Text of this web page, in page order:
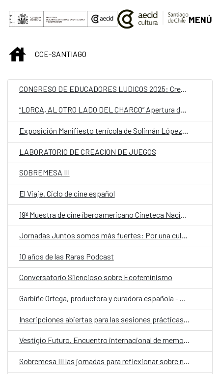
Saltar al contenido principal
MENÚ
INICIOCCE-SANTIAGO
CONGRESO DE EDUCADORES LUDICOS 2025: Crear y transformar desde lo lúdico
“LORCA, AL OTRO LADO DEL CHARCO” Apertura de proceso
Exposición Manifiesto terrícola de Solimán López. Curaduría: Ruth Geoffroy
LABORATORIO DE CREACION DE JUEGOS
SOBREMESA III
El Viaje. Ciclo de cine español
Jornadas Juntos somos más fuertes: Por una cultura más accesible
10 años de las Raras Podcast
Conversatorio Silencioso sobre Ecofeminismo
Garbiñe Ortega, productora y curadora española - La figura del curador es más importante que nunca porque sirve para ordenar la enorme cantidad de películas que hay
Vestigio Futuro. Encuentro internacional de memorias y patrimonios disidentes.
Sobremesa III las jornadas para reflexionar sobre nuestro hacer como sociedad a través del alimento